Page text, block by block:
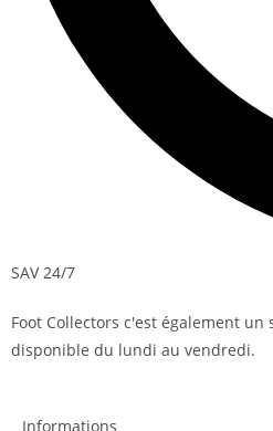
SAV 24/7
Foot Collectors c'est également
disponible du lundi au vendredi.
Informations